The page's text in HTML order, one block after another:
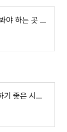
장가계 여행 추천 명소, 꼭 가봐야 하는 곳 거리 위치 찾아가는 방법
중국 청두 구채구 날씨, 여행하기 좋은 시기 가을 성수기 위치 옷차림 봄 여름 겨울